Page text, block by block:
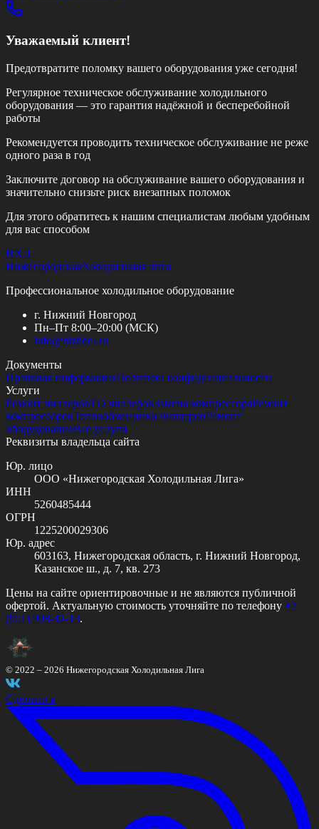
Уважаемый клиент!
Предотвратите поломку вашего оборудования уже сегодня!
Регулярное техническое обслуживание холодильного
оборудования — это гарантия надёжной и бесперебойной
работы
Рекомендуется проводить техническое обслуживание не реже
одного раза в год
Заключите договор на обслуживание вашего оборудования и
значительно снизьте риск внезапных поломок
Для этого обратитесь к нашим специалистам любым удобным
для вас способом
НХЛ
НижегородскаяХолодильная лига
Профессиональное холодильное оборудование
г. Нижний Новгород
Пн–Пт 8:00–20:00 (МСК)
info@nizhhol.ru
Документы
Правовая информацияПолитика конфиденциальности
Услуги
Ремонт чиллеровТО чиллеровЗамена компрессораРемонт
компрессоровТеплообменники чиллеровРемонт
оборудованияВсе услуги
Реквизиты владельца сайта
Юр. лицо
ООО «Нижегородская Холодильная Лига»
ИНН
5260485444
ОГРН
1225200029306
Юр. адрес
603163, Нижегородская область, г. Нижний Новгород,
Казанское ш., д. 7, кв. 273
Цены на сайте ориентировочные и не являются публичной
офертой. Актуальную стоимость уточняйте по телефону +7
(951) 908-42-13.
© 2022 – 2026 Нижегородская Холодильная Лига
Сделано в